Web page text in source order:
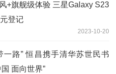
+旗舰级体验 三星Galaxy S23
登记
2023-10-20
一路” 恒昌携手清华苏世民书
国 面向世界”